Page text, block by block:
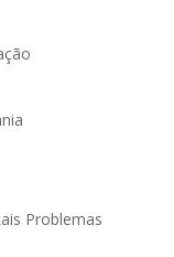
Problemas